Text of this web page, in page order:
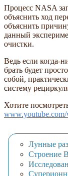
Процесс NASA
объяснить ход
объяснить
данный
очистки.
Ведь если когда-
брать будет
собой,
систему
Хотите
Лунные
Строение